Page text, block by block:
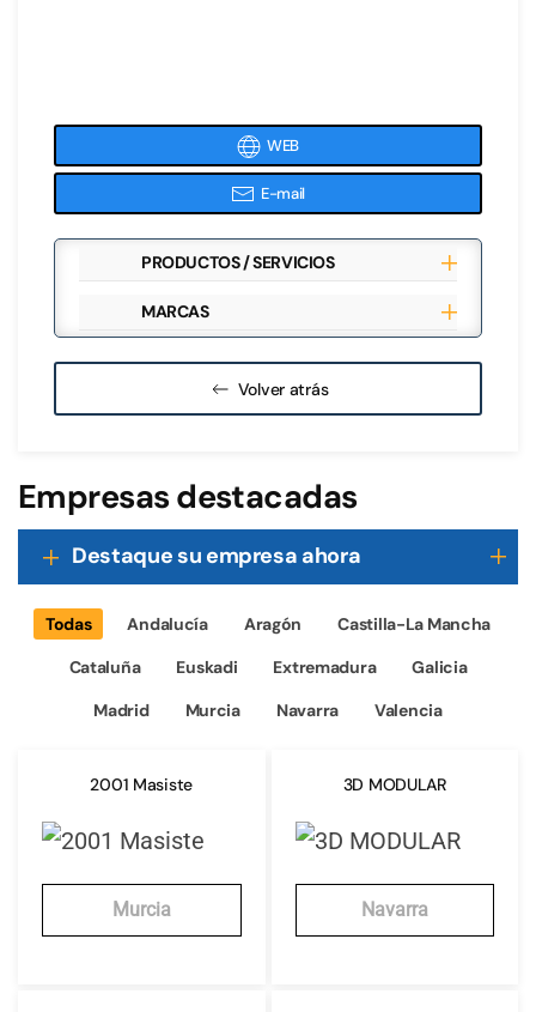
WEB
E-mail
PRODUCTOS / SERVICIOS
MARCAS
Volver atrás
Empresas destacadas
Destaque su empresa ahora
Todas Andalucía Aragón
Castilla-La Mancha
Cataluña
Euskadi Extremadura
Galicia
Madrid
Murcia Navarra Valencia
2001 Masiste
Murcia
3D MODULAR
Navarra